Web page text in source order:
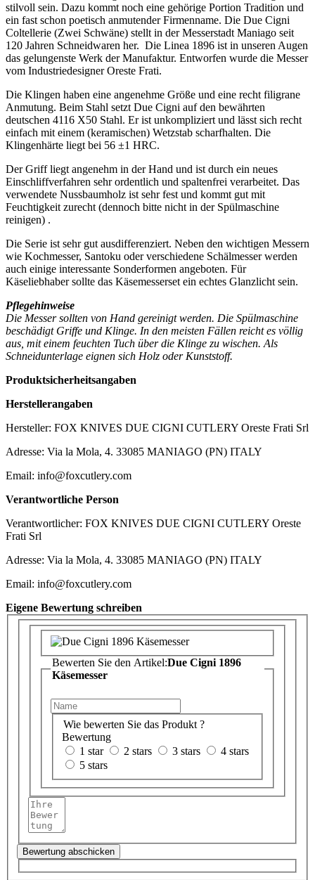
stilvoll sein. Dazu kommt noch eine gehörige Portion Tradition und
ein fast schon poetisch anmutender Firmenname. Die Due Cigni
Coltellerie (Zwei Schwäne) stellt in der Messerstadt Maniago seit
120 Jahren Schneidwaren her. Die Linea 1896 ist in unseren Augen
das gelungenste Werk der Manufaktur. Entworfen wurde die Messer
vom Industriedesigner Oreste Frati.
Die Klingen haben eine angenehme Größe und eine recht filigrane
Anmutung. Beim Stahl setzt Due Cigni auf den bewährten
deutschen 4116 X50 Stahl. Er ist unkompliziert und lässt sich recht
einfach mit einem (keramischen) Wetzstab scharfhalten. Die
Klingenhärte liegt bei 56 ±1 HRC.
Der Griff liegt angenehm in der Hand und ist durch ein neues
Einschliffverfahren sehr ordentlich und spaltenfrei verarbeitet. Das
verwendete Nussbaumholz ist sehr fest und kommt gut mit
Feuchtigkeit zurecht (dennoch bitte nicht in der Spülmaschine
reinigen) .
Die Serie ist sehr gut ausdifferenziert. Neben den wichtigen Messern
wie Kochmesser, Santoku oder verschiedene Schälmesser werden
auch einige interessante Sonderformen angeboten. Für
Käseliebhaber sollte das Käsemesserset ein echtes Glanzlicht sein.
Pflegehinweise
Die Messer sollten von Hand gereinigt werden. Die Spülmaschine
beschädigt Griffe und Klinge. In den meisten Fällen reicht es völlig
aus, mit einem feuchten Tuch über die Klinge zu wischen. Als
Schneidunterlage eignen sich Holz oder Kunststoff.
Produktsicherheitsangaben
Herstellerangaben
Hersteller: FOX KNIVES DUE CIGNI CUTLERY Oreste Frati Srl
Adresse: Via la Mola, 4. 33085 MANIAGO (PN) ITALY
Email: info@foxcutlery.com
Verantwortliche Person
Verantwortlicher: FOX KNIVES DUE CIGNI CUTLERY Oreste
Frati Srl
Adresse: Via la Mola, 4. 33085 MANIAGO (PN) ITALY
Email: info@foxcutlery.com
Eigene Bewertung schreiben
Bewerten Sie den Artikel:Due Cigni 1896
Käsemesser
Wie bewerten Sie das Produkt ?
Bewertung
1 star
2 stars 3 stars
4 stars
5 stars
Bewertung abschicken